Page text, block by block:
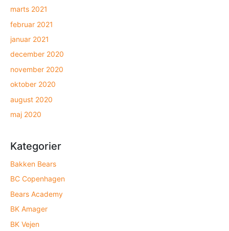
marts 2021
februar 2021
januar 2021
december 2020
november 2020
oktober 2020
august 2020
maj 2020
Kategorier
Bakken Bears
BC Copenhagen
Bears Academy
BK Amager
BK Vejen